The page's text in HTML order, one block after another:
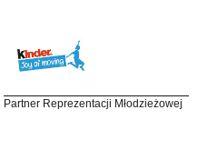
Partner Reprezentacji Młodzieżowej